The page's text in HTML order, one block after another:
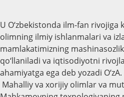
U O‘zbekistonda ilm-fan rivojiga
olimning ilmiy ishlanmalari va
mamlakatimizning
qo‘llaniladi va iqtisodiyotni
ahamiyatga ega deb yozadi O‘zA.
Mahalliy va xorijiy olimlar va